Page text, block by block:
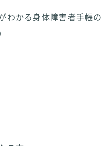
わかる身体障害者手帳の